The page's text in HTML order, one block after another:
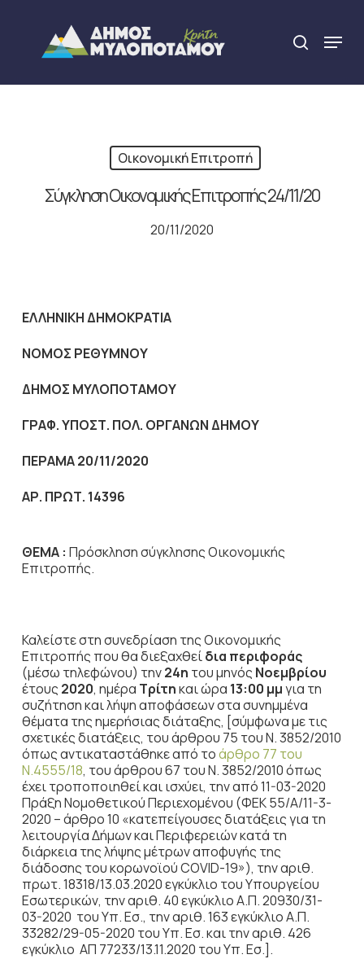
content
search
Menu
Οικονομική Επιτροπή
Σύγκληση Οικονομικής Επιτροπής 24/11/20
20/11/2020
ΕΛΛΗΝΙΚΗ ΔΗΜΟΚΡΑΤΙΑ
NOMOΣ ΡΕΘΥΜΝΟΥ
ΔΗΜΟΣ ΜΥΛΟΠΟΤΑΜΟΥ
ΓΡΑΦ. ΥΠΟΣΤ. ΠΟΛ. ΟΡΓΑΝΩΝ ΔΗΜΟΥ
ΠΕΡΑΜΑ 20/11/2020
ΑΡ. ΠΡΩΤ. 14396
ΘΕΜΑ : Πρόσκληση σύγκλησης Οικονομικής
Επιτροπής.
Καλείστε στη συνεδρίαση της Οικονομικής
Επιτροπής που θα διεξαχθείδια περιφοράς
(μέσω τηλεφώνου) την24η του μηνός Νοεμβρίου
έτους 2020, ημέρα Τρίτηκαι ώρα 13:00 μμγια τη
συζήτησηκαι λήψη αποφάσεων στα συνημμένα
θέματα της ημερήσιας διάταξης, [σύμφωνα με τις
σχετικές διατάξεις, του άρθρου 75 του Ν. 3852/2010
όπως αντικαταστάθηκε από τοάρθρο 77 του
Ν.4555/18, του άρθρου 67 του Ν. 3852/2010 όπως
έχει τροποποιηθεί και ισχύει, την από 11-03-2020
Πράξη Νομοθετικού Περιεχομένου (ΦΕΚ 55/Α/11-3-
2020 – άρθρο 10 «κατεπείγουσες διατάξεις για τη
λειτουργία Δήμων και Περιφερειών κατά τη
διάρκεια της λήψης μέτρων αποφυγής της
διάδοσης του κορωνοϊού COVID-19»), την αριθ.
πρωτ. 18318/13.03.2020 εγκύκλιο του Υπουργείου
Εσωτερικών, την αριθ. 40 εγκύκλιο Α.Π. 20930/31-
03-2020 του Υπ. Εσ., την αριθ. 163 εγκύκλιο Α.Π.
33282/29-05-2020 του Υπ. Εσ. και την αριθ. 426
εγκύκλιο ΑΠ 77233/13.11.2020 του Υπ. Εσ.].
Close